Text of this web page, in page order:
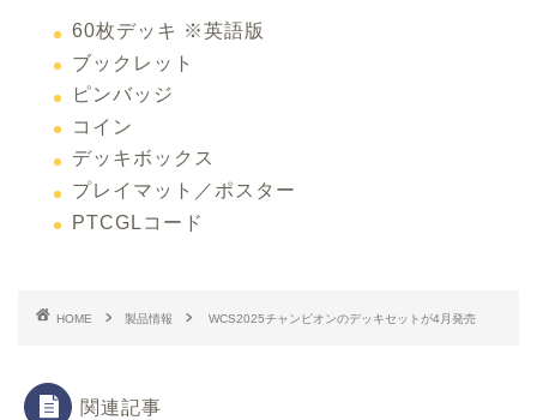
60枚デッキ ※英語版
ブックレット
ピンバッジ
コイン
デッキボックス
プレイマット／ポスター
PTCGLコード
HOME 製品情報 WCS2025チャンピオンのデッキセットが4月発売
関連記事